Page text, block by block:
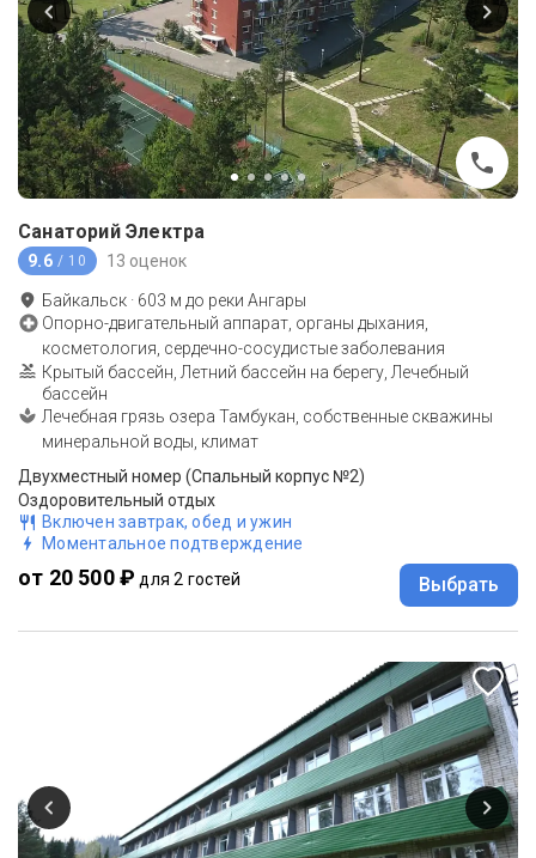
Санаторий Электра
9.6 / 10 13 оценок
Байкальск · 603 м до реки Ангары
Опорно-двигательный аппарат, органы дыхания,
косметология, сердечно-сосудистые заболевания
Крытый бассейн, Летний бассейн на берегу, Лечебный
бассейн
Лечебная грязь озера Тамбукан, собственные скважины
минеральной воды, климат
Двухместный номер (Спальный корпус №2)
Оздоровительный отдых
Включен завтрак, обед и ужин
Моментальное подтверждение
от 20 500 ₽ для 2 гостей Выбрать